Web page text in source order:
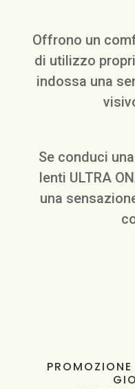
Offrono un
di utilizzo
indossa una
Se conduci
lenti ULTRA
una